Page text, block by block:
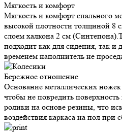
Мягкость и комфорт
Мягкость и комфорт спального
высокой плотности толщиной 8
слоем халкона 2 см
подходит как для сидения, так и
временем наполнитель не
Бережное отношение
Основание металлических
чтобы не повредить
ролики на основе резины, что
воздействия каркаса на пол при